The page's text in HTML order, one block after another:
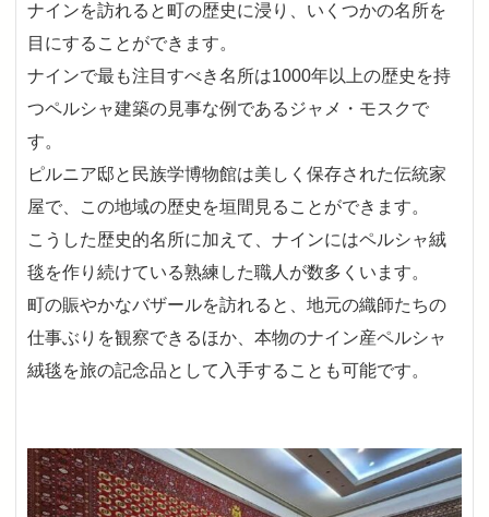
ナインを訪れると町の歴史に浸り、いくつかの名所を
目にすることができます。
ナインで最も注目すべき名所は1000年以上の歴史を持
つペルシャ建築の見事な例であるジャメ・モスクで
す。
ピルニア邸と民族学博物館は美しく保存された伝統家
屋で、この地域の歴史を垣間見ることができます。
こうした歴史的名所に加えて、ナインにはペルシャ絨
毯を作り続けている熟練した職人が数多くいます。
町の賑やかなバザールを訪れると、地元の織師たちの
仕事ぶりを観察できるほか、本物のナイン産ペルシャ
絨毯を旅の記念品として入手することも可能です。